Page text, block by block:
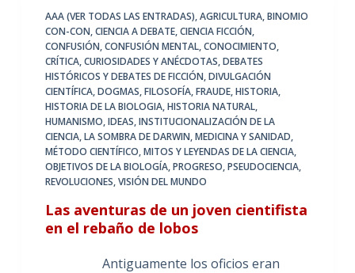
AAA (VER TODAS LAS ENTRADAS),AGRICULTURA,BINOMIO
CON-CON,CIENCIA A DEBATE,CIENCIA FICCIÓN,
CONFUSIÓN,CONFUSIÓN MENTAL,CONOCIMIENTO,
CRÍTICA,CURIOSIDADES Y ANÉCDOTAS,DEBATES
HISTÓRICOS Y DEBATES DE FICCIÓN,DIVULGACIÓN
CIENTÍFICA,DOGMAS,FILOSOFÍA,FRAUDE,HISTORIA,
HISTORIA DE LA BIOLOGIA,HISTORIA NATURAL,
HUMANISMO,IDEAS,INSTITUCIONALIZACIÓN DE LA
CIENCIA,LA SOMBRA DE DARWIN,MEDICINA Y SANIDAD,
MÉTODO CIENTÍFICO,MITOS Y LEYENDAS DE LA CIENCIA,
OBJETIVOS DE LA BIOLOGÍA,PROGRESO,PSEUDOCIENCIA,
REVOLUCIONES,VISIÓN DEL MUNDO
Las aventuras de un joven cientifista
en el rebaño de lobos
Antiguamente los oficios eran